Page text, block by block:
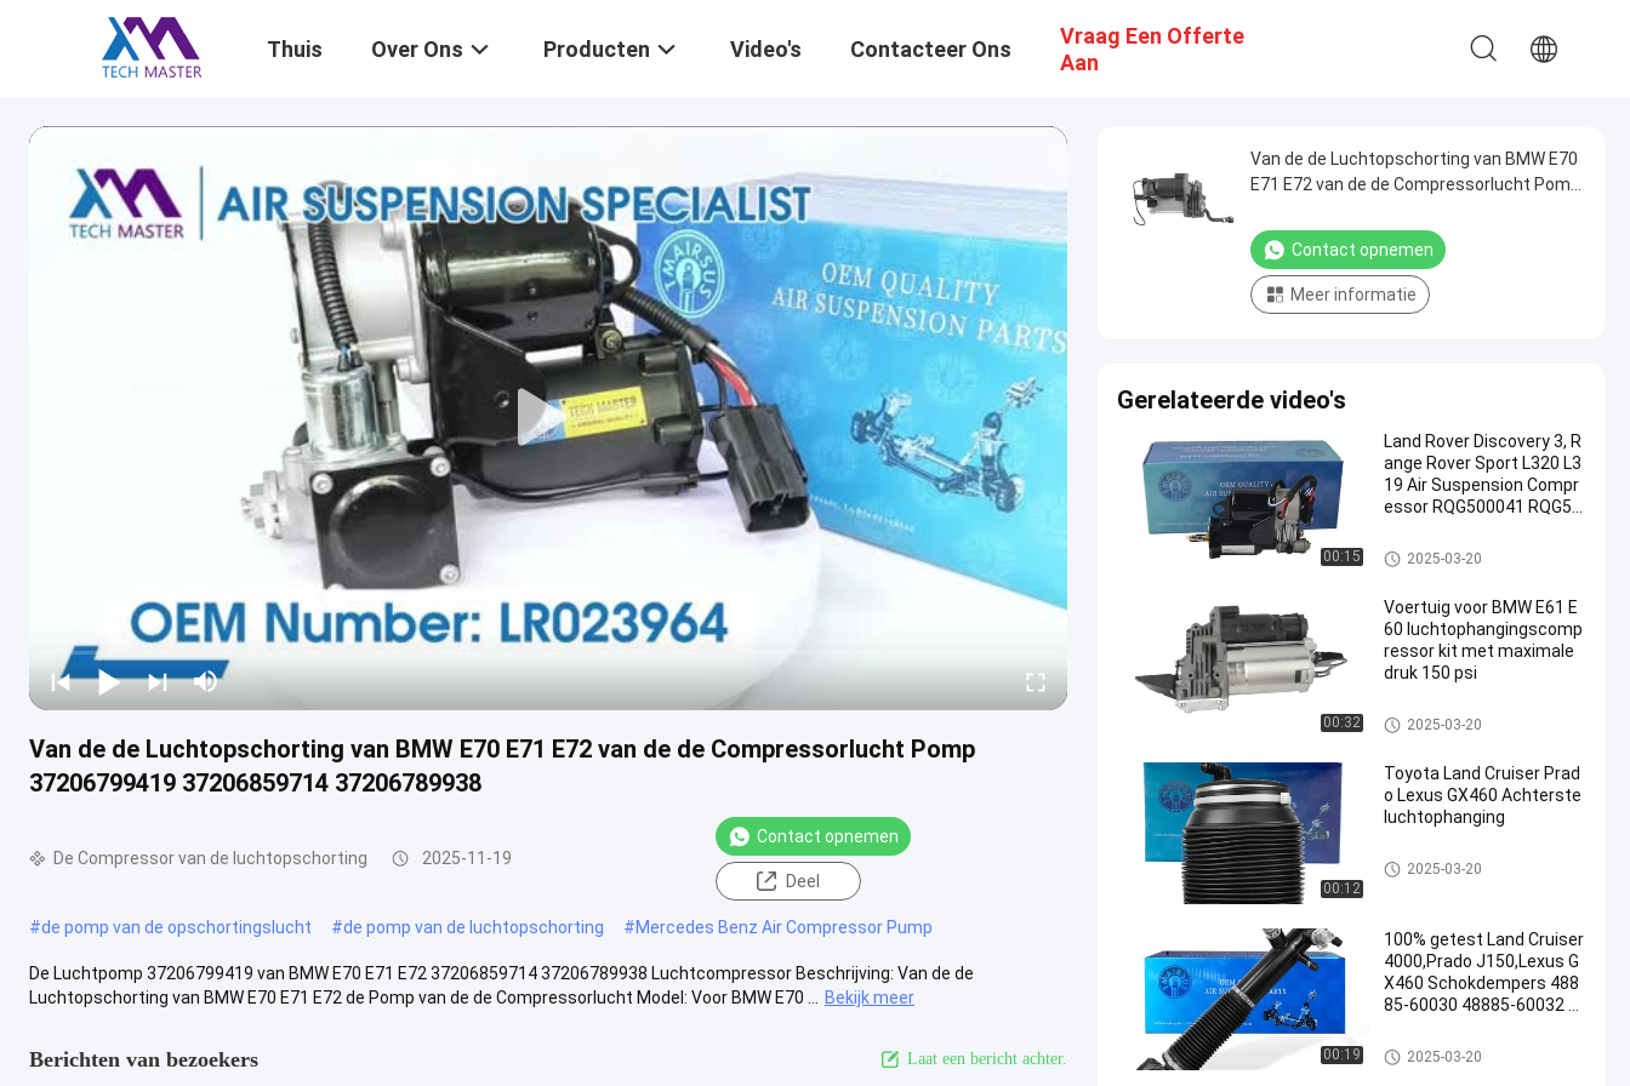
Thuis Over Ons Producten Video's Contacteer Ons
Vraag Een Offerte
Aan
Van de de Luchtopschorting van BMW E70 E71 E72 van de de Compressorlucht Pomp
37206799419 37206859714 37206789938
De Compressor van de luchtopschorting 2025-11-19
Contact opnemen
Deel
#de pomp van de opschortingslucht #de pomp van de luchtopschorting #Mercedes Benz Air Compressor Pump
De Luchtpomp 37206799419 van BMW E70 E71 E72 37206859714 37206789938 Luchtcompressor Beschrijving: Van de de
Luchtopschorting van BMW E70 E71 E72 de Pomp van de de Compressorlucht Model: Voor BMW E70 ...
Bekijk meer
Berichten van bezoekers Laat een bericht achter.
Van de de Luchtopschorting van BMW E70
E71 E72 van de de Compressorlucht Pomp
Contact opnemen
Meer informatie
Gerelateerde video's
00:15
Land Rover Discovery 3, R
ange Rover Sport L320 L3
19 Air Suspension Compr
essor RQG500041 RQG50
061 2005-2009 Met ISO-c
ertificering
De Compressor van de luchtop
schorting
2025-03-20
00:32
Voertuig voor BMW E61 E
60 luchtophangingscomp
ressor kit met maximale
druk 150 psi
De Compressor van de luchtop
schorting
2025-03-20
00:12
Toyota Land Cruiser Prad
o Lexus GX460 Achterste
luchtophanging
De lente van de luchtopschorti
ng
2025-03-20
00:19
100% getest Land Cruiser
4000,Prado J150,Lexus G
X460 Schokdempers 488
85-60030 48885-60032 A
g
autoschokbreker
2025-03-20